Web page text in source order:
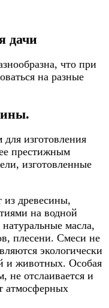
дачи
что при
на разные
изготовления
престижным
изготовленные
из древесины,
на водной
масла,
плесени. Смеси не
экологически
и животных. Особая
не отслаивается и
атмосферных